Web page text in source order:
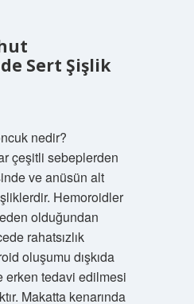
Sert Şişlik
nedir?
çeşitli sebeplerden
ve anüsün alt
Hemoroidler
olduğundan
rahatsızlık
oluşumu dışkıda
erken tedavi edilmesi
Makatta kenarında